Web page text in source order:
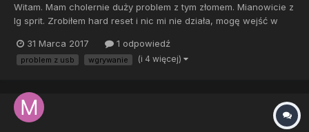
Witam. Mam cholernie duży problem z tym złomem. Mianowicie z
lg sprit. Zrobiłem hard reset i nic mi nie działa, mogę wejść w
systemu. Nic. Próbowałem wgrać rom przez lg flash tool. Jednak
nie wykrywa telefonu i nadal nie wiem co robić, żeb...
31 Marca 2017 1 odpowiedź
problem z usb wgrywanie (i 4 więcej)